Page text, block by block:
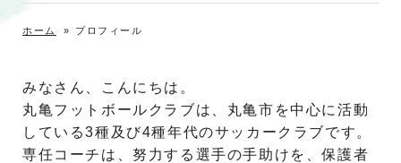
ホーム » プロフィール
みなさん、こんにちは。
丸亀フットボールクラブは、丸亀市を中心に活動
している3種及び4種年代のサッカークラブです。
専任コーチは、努力する選手の手助けを、保護者